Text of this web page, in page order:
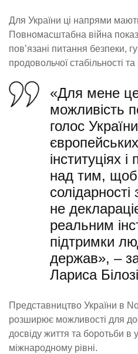
Для України ці напрями
Повномасштабна війна
пов’язані питання безпеки,
продовольчої стабільності
«Для мене
можливість
голос
європейських
інституціях
над тим,
не
реальним
підтримки
держав», –
Лариса
Представництво України в
розширює можливості для
досвіду життя та боротьби в
міжнародному рівні.